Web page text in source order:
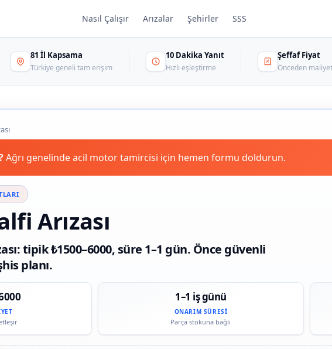
Nasıl Çalışır Arızalar Şehirler SSS
81 İl Kapsama
Türkiye geneli tam erişim
10 Dakika Yanıt
Hızlı eşleştirme
Şeffaf Fiyat
Önceden
Ağrı genelinde acil motor tamircisi için hemen formu doldurun.
Arızası
tipik ₺1500–6000, süre 1–1 gün. Önce güvenli
planı.
1–1 iş günü
ONARIM SÜRESI
Parça stokuna bağlı